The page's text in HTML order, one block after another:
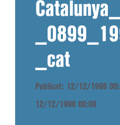
_cat
Publicat: 12/12/1996
12/12/1996 00:00